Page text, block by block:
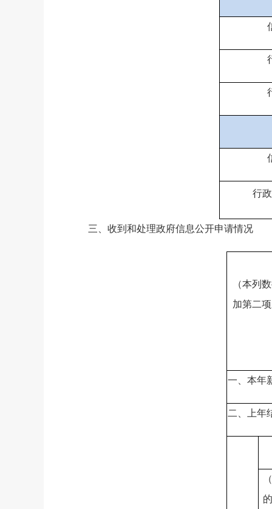
行
三、 收到和处理政府信息公开申请情况
（本列
加第二
一、本年
二、上年